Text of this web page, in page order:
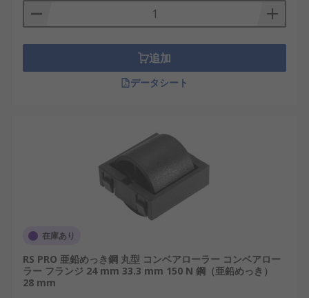
追加
データシート
在庫あり
RS PRO 亜鉛めっき鋼 丸型 コンベアローラー コンベアロー
ラー フランジ 24 mm 33.3 mm 150 N 鋼（亜鉛めっき）
28 mm